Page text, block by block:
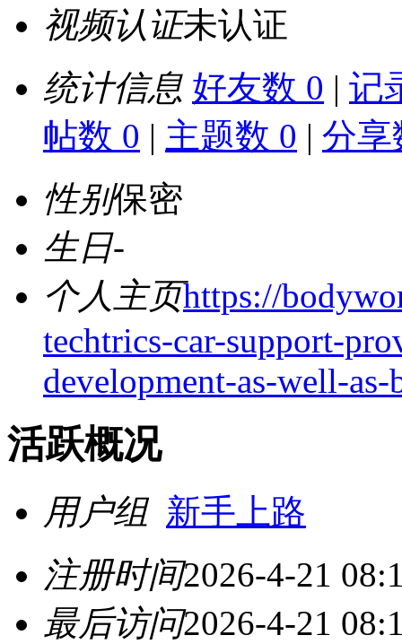
视频认证未认证
统计信息 好友数 0 | 记
帖数 0 | 主题数 0 | 分享
性别保密
生日-
个人主页https://
techtrics-car-support-
development-as-well-
活跃概况
用户组 新手上路
注册时间2026-4-21
最后访问2026-4-21